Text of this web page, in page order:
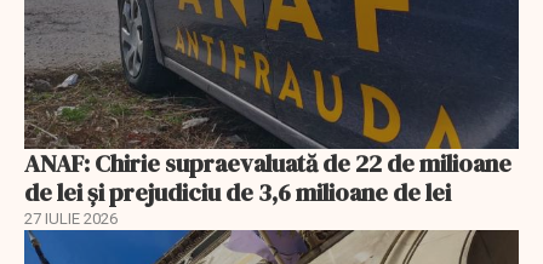
ANAF: Chirie supraevaluată de 22 de milioane
de lei și prejudiciu de 3,6 milioane de lei
27 IULIE 2026